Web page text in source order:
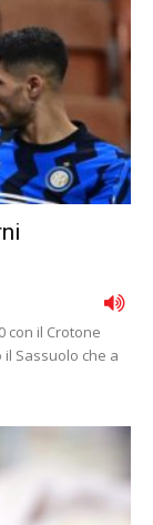
con il Crotone
Sassuolo che a